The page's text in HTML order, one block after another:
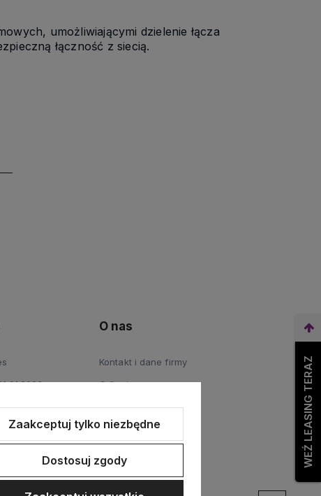
umożliwiającymi dzielenie łącza
łączność z siecią.
O nas
Kontakt i dane firmy
O firmie
WEŹ LEASING TERAZ
Zaakceptuj tylko niezbędne
Dostosuj zgody